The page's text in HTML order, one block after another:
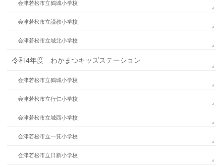
会津若松市立鶴城小学校
会津若松市立謹教小学校
会津若松市立城北小学校
令和4年度 わかまつキッズステーション
会津若松市立鶴城小学校
会津若松市立行仁小学校
会津若松市立城西小学校
会津若松市立一箕小学校
会津若松市立日新小学校